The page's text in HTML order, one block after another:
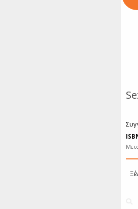
Παγκόσμιο Θέατρο